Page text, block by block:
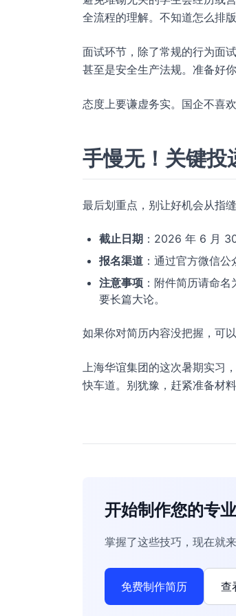
全流程的理解。不知道怎么排
面试环节，除了常规的行为面
甚至是安全生产法规。准备好
态度上要谦虚务实。国企不喜
手慢无！关键投
最后划重点，别让好机会从指缝
截止日期 ：2026 年 6 月
报名渠道 ：通过官方微信
注意事项 ：附件简历请命
要长篇大论。
如果你对简历内容没把握，可
上海华谊集团的这次暑期实习
快车道。别犹豫，赶紧准备材料
开始制作您的专
掌握了这些技巧，现在就
免费制作简历 查